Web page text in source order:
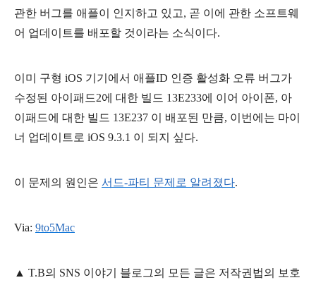
관한 버그를 애플이 인지하고 있고, 곧 이에 관한 소프트웨
어 업데이트를 배포할 것이라는 소식이다.
이미 구형 iOS 기기에서 애플ID 인증 활성화 오류 버그가
수정된 아이패드2에 대한 빌드 13E233에 이어 아이폰, 아
이패드에 대한 빌드 13E237 이 배포된 만큼, 이번에는 마이
너 업데이트로 iOS 9.3.1 이 되지 싶다.
이 문제의 원인은 서드-파티 문제로 알려졌다.
Via: 9to5Mac
▲ T.B의 SNS 이야기 블 로그의 모든 글은 저작권법의 보호